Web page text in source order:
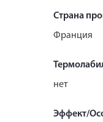
Страна
Франция
нет
Эффект/